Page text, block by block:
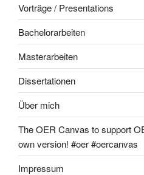
Vorträge / Presentations
Bachelorarbeiten
Masterarbeiten
Dissertationen
Über mich
The OER Canvas to support
own version! #oer #oercanvas
Impressum